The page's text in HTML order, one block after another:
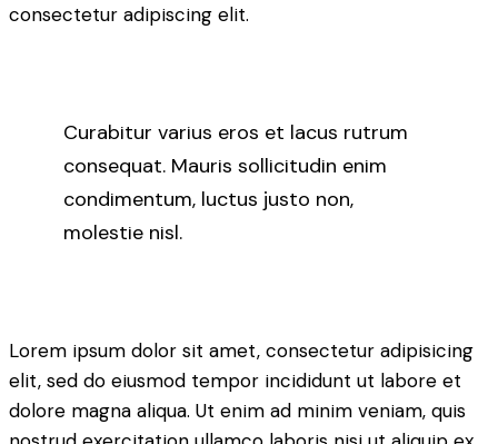
consectetur adipiscing elit.
Curabitur varius eros et lacus rutrum
consequat. Mauris sollicitudin enim
condimentum, luctus justo non,
molestie nisl.
Lorem ipsum dolor sit amet, consectetur adipisicing
elit, sed do eiusmod tempor incididunt ut labore et
dolore magna aliqua. Ut enim ad minim veniam, quis